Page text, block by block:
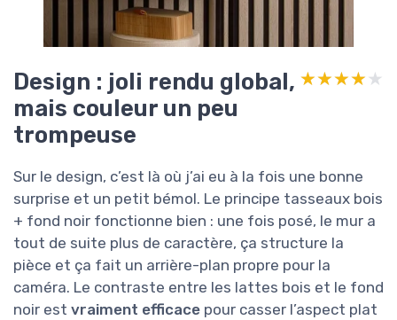
Design : joli rendu global,
mais couleur un peu
trompeuse
★★★★★
★★★★★
Sur le design, c’est là où j’ai eu à la fois une bonne
surprise et un petit bémol. Le principe tasseaux bois
+ fond noir fonctionne bien : une fois posé, le mur a
tout de suite plus de caractère, ça structure la
pièce et ça fait un arrière-plan propre pour la
caméra. Le contraste entre les lattes bois et le fond
noir est vraiment efficace pour casser l’aspect plat